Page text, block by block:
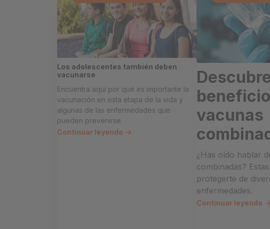
Los adolescentes también deben
vacunarse
Encuentra aquí por qué es importante la
vacunación en esta etapa de la vida y
algunas de las enfermedades que
pueden prevenirse.
Continuar leyendo
vacunas
¿Has oído hablar
combinadas?
protegerte de
enfermedades.
Continuar leyendo